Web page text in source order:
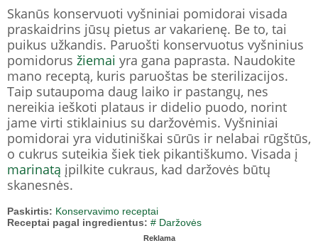
Skanūs konservuoti vyšniniai pomidorai visada
praskaidrins jūsų pietus ar vakarienę. Be to, tai
puikus užkandis. Paruošti konservuotus vyšninius
pomidorus žiemai yra gana paprasta. Naudokite
mano receptą, kuris paruoštas be sterilizacijos.
Taip sutaupoma daug laiko ir pastangų, nes
nereikia ieškoti plataus ir didelio puodo, norint
jame virti stiklainius su daržovėmis. Vyšniniai
pomidorai yra vidutiniškai sūrūs ir nelabai rūgštūs,
o cukrus suteikia šiek tiek pikantiškumo. Visada į
marinatą įpilkite cukraus, kad daržovės būtų
skanesnės.
Paskirtis: Konservavimo receptai
Receptai pagal ingredientus: # Daržovės
Reklama